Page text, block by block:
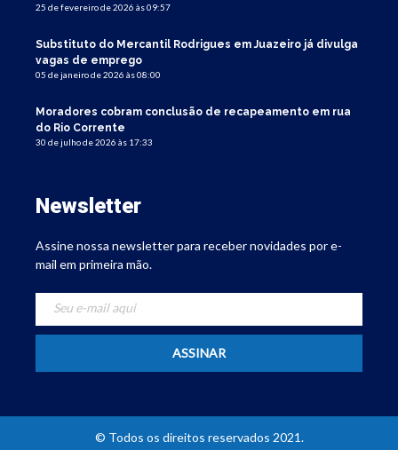
25 de fevereiro de 2026 às 09:57
Substituto do Mercantil Rodrigues em Juazeiro já divulga
vagas de emprego
05 de janeiro de 2026 às 08:00
Moradores cobram conclusão de recapeamento em rua
do Rio Corrente
30 de julho de 2026 às 17:33
Newsletter
Assine nossa newsletter para receber novidades por e-
mail em primeira mão.
© Todos os direitos reservados 2021.